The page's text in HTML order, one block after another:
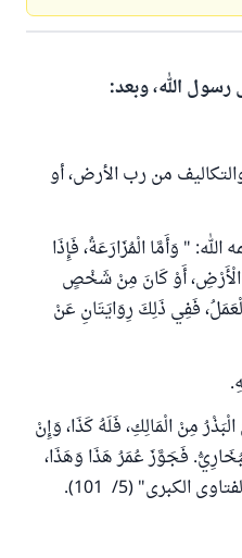
رسول الله، وبعد:
من رب الأرض، أو
" وَأَمَّا الْمُزَارَعَةُ، فَإِذَا
الْأَرْضِ، أَوْ كَانَ مِنْ شَخْصٍ
فَفِي ذَلِكَ رِوَايَتَانِ عَنْ
مِنْ الْمَالِكِ، فَلَهُ كَذَا، وَإِنْ
فَجَوَّزَ عُمَرُ هَذَا وَهَذَا،
الكبرى" (5/ 101).